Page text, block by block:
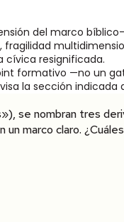
del marco
fragilidad
cívica resignificada.
formativo —no un
la sección indicada
se nombran tres
marco claro.